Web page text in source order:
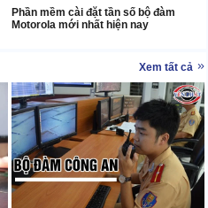
Phần mềm cài đặt tần số bộ đàm
Motorola mới nhất hiện nay
Xem tất cả